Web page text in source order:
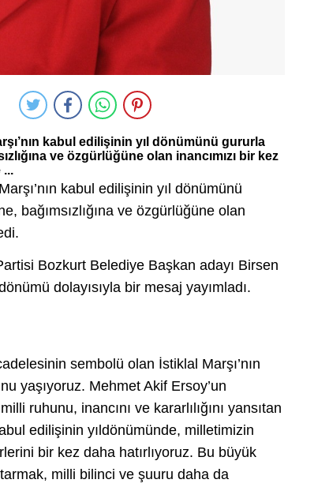
kabul edilişinin yıl dönümünü gururla
ve özgürlüğüne olan inancımızı bir kez
...
kabul edilişinin yıl dönümünü
bağımsızlığına ve özgürlüğüne olan
Bozkurt Belediye Başkan adayı Birsen
dolayısıyla bir mesaj yayımladı.
sembolü olan İstiklal Marşı’nın
yaşıyoruz. Mehmet Akif Ersoy’un
ruhunu, inancını ve kararlılığını yansıtan
edilişinin yıldönümünde, milletimizin
bir kez daha hatırlıyoruz. Bu büyük
milli bilinci ve şuuru daha da